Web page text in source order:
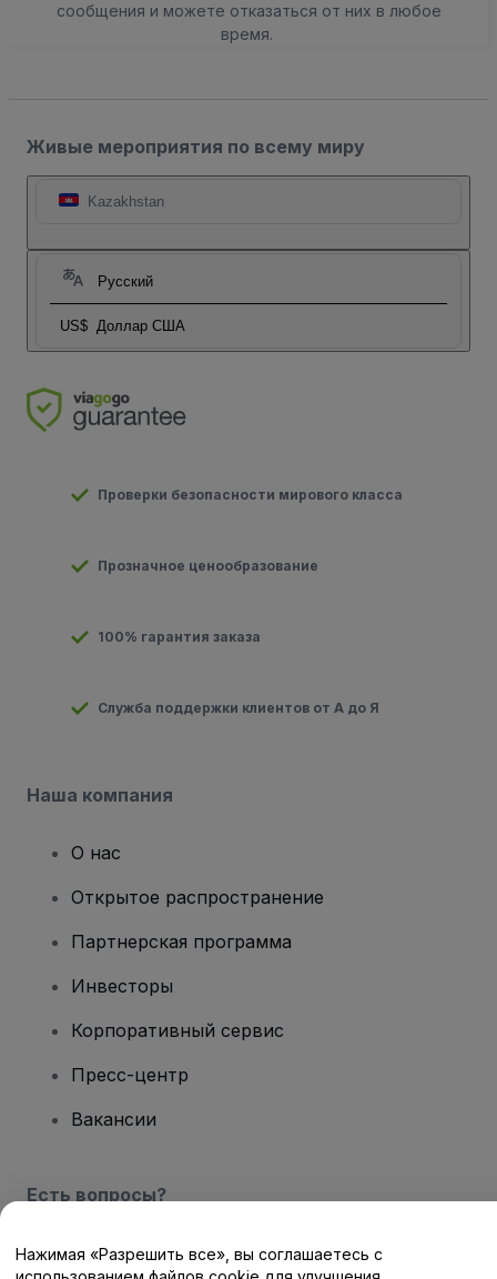
сообщения и можете отказаться от них в любое
время.
Живые мероприятия по всему миру
Kazakhstan
Русский
US$ Доллар США
Проверки безопасности мирового класса
Прозначное ценообразование
100% гарантия заказа
Служба поддержки клиентов от А до Я
Наша компания
О нас
Открытое распространение
Партнерская программа
Инвесторы
Корпоративный сервис
Пресс-центр
Вакансии
Есть вопросы?
Центр помощи / Свяжитесь с нами
Нажимая «Разрешить все», вы соглашаетесь с